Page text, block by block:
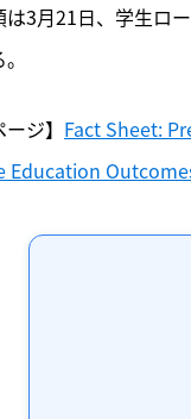
は3月21日、学生ロ
ジ】 Fact Sheet:
Education